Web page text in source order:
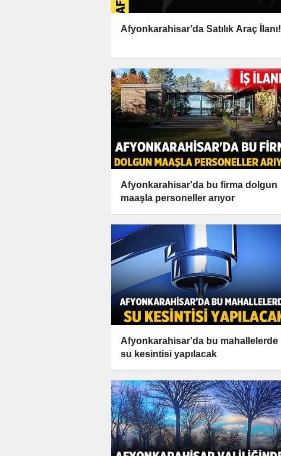
Afyonkarahisar'da Satılık Araç İlanı!
Afyonkarahisar'da bu firma dolgun
maaşla personeller arıyor
Afyonkarahisar'da bu mahallelerde
su kesintisi yapılacak